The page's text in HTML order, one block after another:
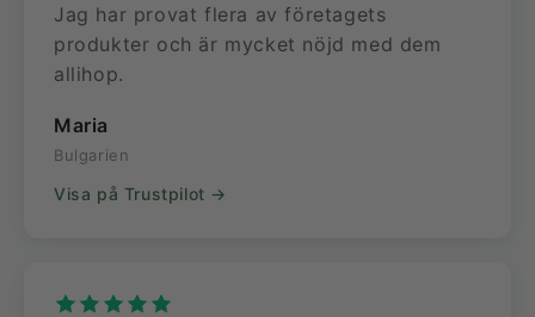
Jag har provat flera av företagets
produkter och är mycket nöjd med dem
allihop.
Maria
Bulgarien
Visa på Trustpilot →